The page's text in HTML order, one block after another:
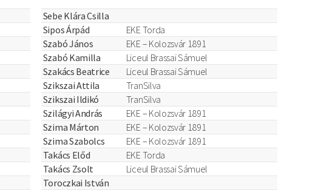
Sebe Klára Csilla
Sipos Árpád
EKE Torda
Szabó János
EKE – Kolozsvár 1891
Szabó Kamilla
Liceul Brassai Sámuel
Szakács Beatrice
Liceul Brassai Sámuel
Szikszai Attila
TranSilva
Szikszai Ildikó
TranSilva
Szilágyi András
EKE – Kolozsvár 1891
Szima Márton
EKE – Kolozsvár 1891
Szima Szabolcs
EKE – Kolozsvár 1891
Takács Előd
EKE Torda
Takács Zsolt
Liceul Brassai Sámuel
Toroczkai István